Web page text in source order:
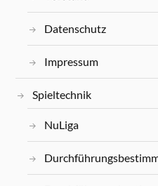
Datenschutz
Impressum
Spieltechnik
NuLiga